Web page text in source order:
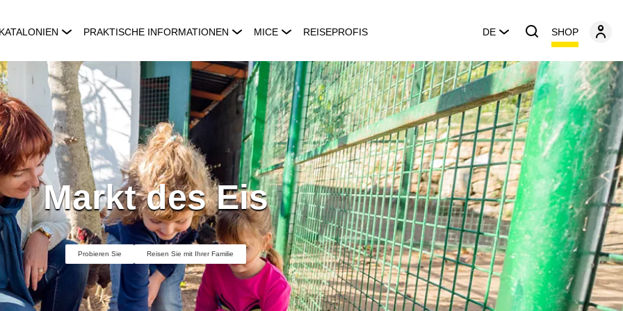
PRAKTISCHE INFORMATIONEN MICE REISEPROFIS DE SHOP
Markt des Eis
Probieren Sie Reisen Sie mit Ihrer Familie